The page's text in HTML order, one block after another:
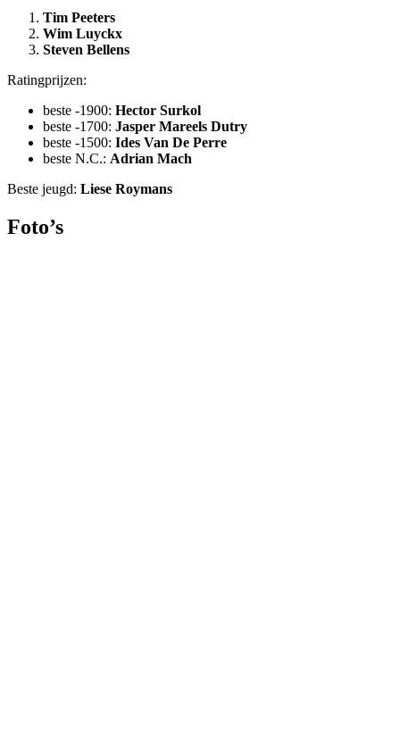
Tim Peeters
Wim Luyckx
Steven Bellens
Ratingprijzen:
beste -1900: Hector Surkol
beste -1700: Jasper Mareels Dutry
beste -1500: Ides Van De Perre
beste N.C.: Adrian Mach
Beste jeugd: Liese Roymans
Foto’s